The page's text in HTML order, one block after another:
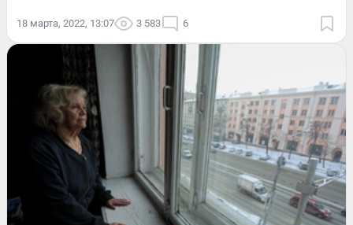
18 марта, 2022, 13:07 3 583 6